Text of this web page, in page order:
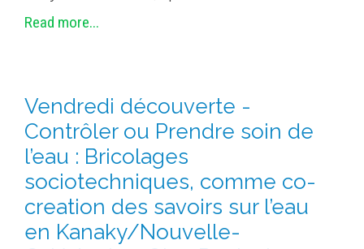
Read more...
Vendredi découverte -
Contrôler ou Prendre soin de
l’eau : Bricolages
sociotechniques, comme co-
creation des savoirs sur l’eau
en Kanaky/Nouvelle-